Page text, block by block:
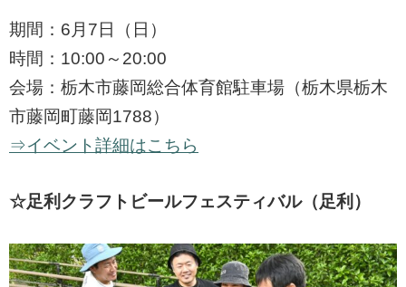
期間：6月7日（日）
時間：10:00～20:00
会場：栃木市藤岡総合体育館駐車場（栃木県栃木
市藤岡町藤岡1788）
⇒イベント詳細はこちら
☆足利クラフトビールフェスティバル（足利）